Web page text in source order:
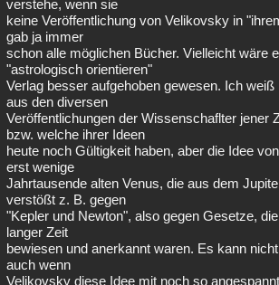
verstehe, wenn sie
keine Veröffentlichung von Velikovsky in
gab ja immer
schon alle möglichen Bücher. Vielleicht wäre
"astrologisch orientieren"
Verlag besser aufgehoben gewesen. Ich
aus den diversen
Veröffentlichungen der Wissenschaflter jener
bzw. welche ihrer Ideen
heute noch Gültigkeit haben, aber die Idee
erst wenige
Jahrtausende alten Venus, die aus dem
verstößt z. B. gegen
"Kepler und Newton", also gegen Gesetze,
langer Zeit
bewiesen und anerkannt waren. Es kann
auch wenn
Velikovsky diese Idee mit noch so